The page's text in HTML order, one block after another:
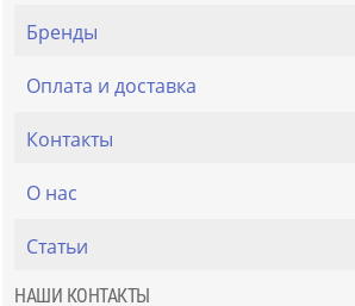
Бренды
Оплата и доставка
Контакты
О нас
Статьи
НАШИ КОНТАКТЫ